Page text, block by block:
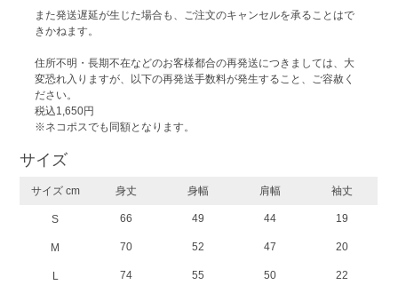
また発送遅延が生じた場合も、ご注文のキャンセルを承ることはで
きかねます。
住所不明・長期不在などのお客様都合の再発送につきましては、大
変恐れ入りますが、以下の再発送手数料が発生すること、ご容赦く
ださい。
税込1,650円
※ネコポスでも同額となります。
サイズ
サイズ cm 身丈 身幅 肩幅 袖丈
S 66 49 44 19
M 70 52 47 20
L 74 55 50 22